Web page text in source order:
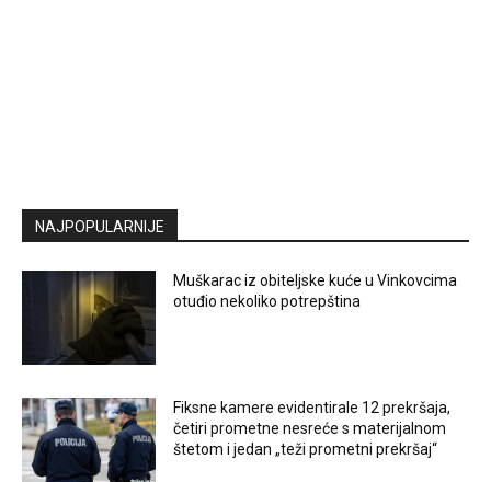
NAJPOPULARNIJE
Muškarac iz obiteljske kuće u Vinkovcima
otuđio nekoliko potrepština
Fiksne kamere evidentirale 12 prekršaja,
četiri prometne nesreće s materijalnom
štetom i jedan „teži prometni prekršaj“